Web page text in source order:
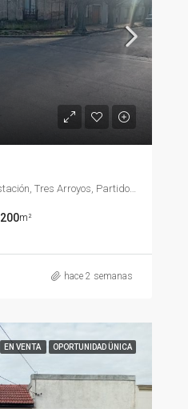
200m²
hace 2 semanas
EN VENTA OPORTUNIDAD ÜNICA